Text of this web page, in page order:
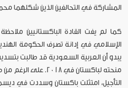
المشاركة في التحالفين الذين شكلهما
كما لم يفت القادة الباكستانيين
الإسلامي في إدانة تصرف الحكومة
منحته لباكستان في